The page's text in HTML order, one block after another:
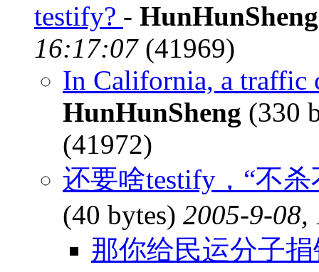
testify? - HunHunSheng
16:17:07(41969)
In California, a traffic
HunHunSheng (330
(41972)
还要啥testify，“不
(40 bytes) 2005-9-08,
那你给民运分子